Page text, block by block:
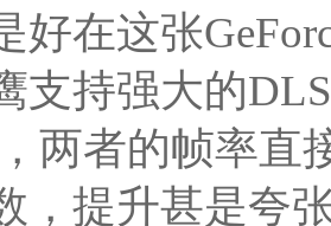
好在这张
支持强大的
两者的帧率直
，提升甚是夸